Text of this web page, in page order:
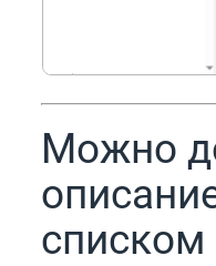
Можно
списком